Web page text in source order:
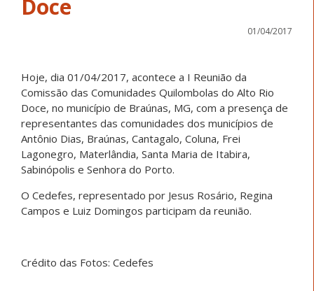
Doce
01/04/2017
Hoje, dia 01/04/2017, acontece a I Reunião da
Comissão das Comunidades Quilombolas do Alto Rio
Doce, no município de Braúnas, MG, com a presença de
representantes das comunidades dos municípios de
Antônio Dias, Braúnas, Cantagalo, Coluna, Frei
Lagonegro, Materlândia, Santa Maria de Itabira,
Sabinópolis e Senhora do Porto.
O Cedefes, representado por Jesus Rosário, Regina
Campos e Luiz Domingos participam da reunião.
Crédito das Fotos: Cedefes